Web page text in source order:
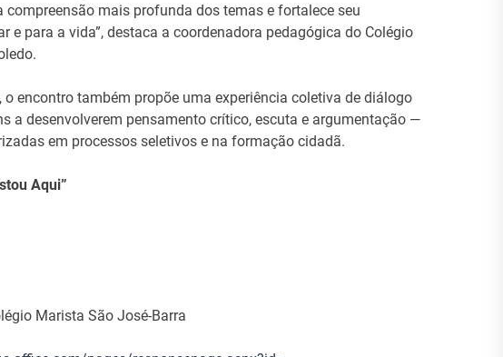
compreensão mais profunda dos temas e fortalece seu
e para a vida”, destaca a coordenadora pedagógica do Colégio
encontro também propõe uma experiência coletiva de diálogo
a desenvolverem pensamento crítico, escuta e argumentação —
em processos seletivos e na formação cidadã.
Aqui”
Marista São José-Barra